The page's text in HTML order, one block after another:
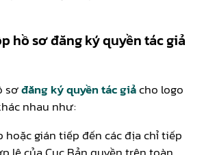
hồ sơ đăng ký quyền tác giả
sơđăng ký quyền tác giảcho logo
nhau như:
hoặc gián tiếp đến các địa chỉ tiếp